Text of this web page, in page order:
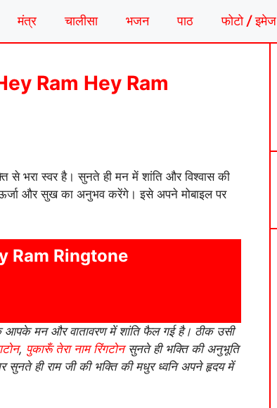
मंत्र चालीसा भजन पाठ फोटो / इमेज
Hey Ram Hey Ram
से भरा स्वर है। सुनते ही मन में शांति और विश्वास की
और सुख का अनुभव करेंगे। इसे अपने मोबाइल पर
Ram Ringtone
मन और वातावरण में शांति फैल गई है। ठीक उसी
, पुकारूँ तेरा नाम रिंगटोनसुनते ही भक्ति की अनुभूति
सुनते ही राम जी की भक्ति की मधुर ध्वनि अपने हृदय में